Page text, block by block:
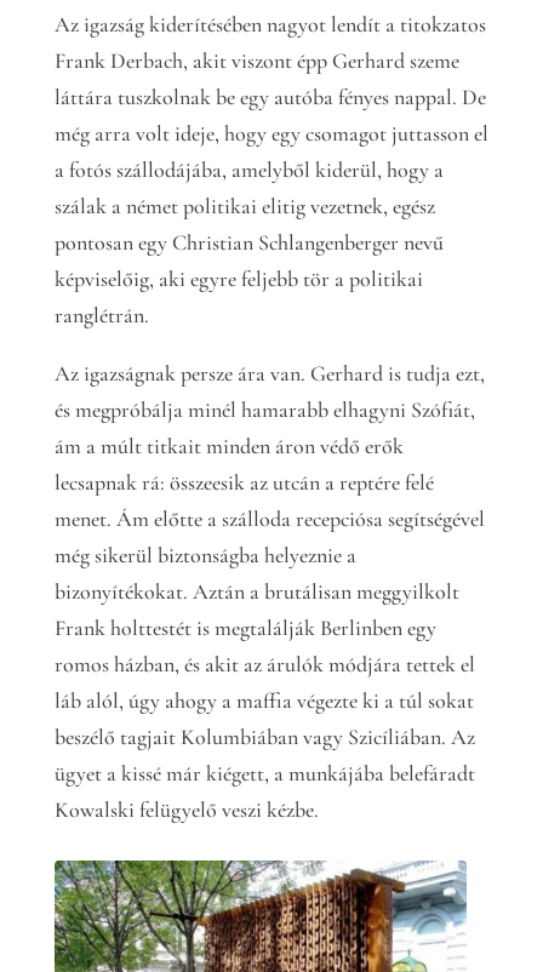
Az igazság kiderítésében nagyot lendít a titokzatos
Frank Derbach, akit viszont épp Gerhard szeme
láttára tuszkolnak be egy autóba fényes nappal. De
még arra volt ideje, hogy egy csomagot juttasson el
a fotós szállodájába, amelyből kiderül, hogy a
szálak a német politikai elitig vezetnek, egész
pontosan egy Christian Schlangenberger nevű
képviselőig, aki egyre feljebb tör a politikai
ranglétrán.
Az igazságnak persze ára van. Gerhard is tudja ezt,
és megpróbálja minél hamarabb elhagyni Szófiát,
ám a múlt titkait minden áron védő erők
lecsapnak rá: összeesik az utcán a reptére felé
menet. Ám előtte a szálloda recepciósa segítségével
még sikerül biztonságba helyeznie a
bizonyítékokat. Aztán a brutálisan meggyilkolt
Frank holttestét is megtalálják Berlinben egy
romos házban, és akit az árulók módjára tettek el
láb alól, úgy ahogy a maffia végezte ki a túl sokat
beszélő tagjait Kolumbiában vagy Szicíliában. Az
ügyet a kissé már kiégett, a munkájába belefáradt
Kowalski felügyelő veszi kézbe.